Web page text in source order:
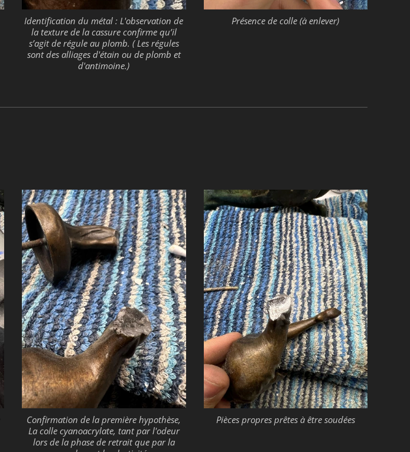
Identification du métal : L'observation de
la texture de la cassure confirme qu’il
s’agit de régule au plomb. ( Les régules
sont des alliages d'étain ou de plomb et
d'antimoine.)
Présence de colle (à enlever)
Confirmation de la première hypothèse,
La colle cyanoacrylate, tant par l'odeur
lors de la phase de retrait que par la
Pièces propres prêtes à être soudées